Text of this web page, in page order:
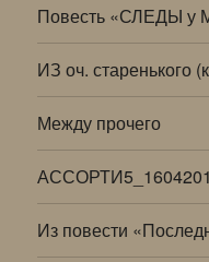
Повесть «СЛЕДЫ у
ИЗ оч. старенького
Между прочего
Из повести